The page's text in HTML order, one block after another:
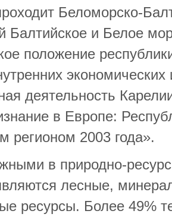
Беломорско-
Балтийское и Белое
положение
экономических
деятельность
в Европе:
регионом 2003 года».
в природно-
лесные,
ресурсы. Более 49%